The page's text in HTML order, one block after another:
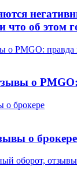
что об этом
о PMGO:
о
о брокере
о брокере
оборот, отзывы